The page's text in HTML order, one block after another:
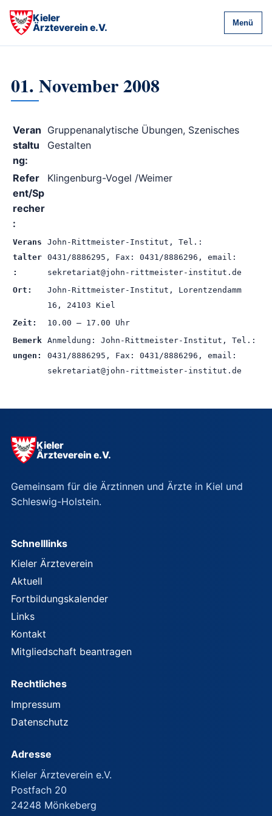
Kieler
Ärzteverein e.V.
Menü
01. November 2008
Veran
staltu
ng:
Gruppenanalytische Übungen, Szenisches
Gestalten
Refer
ent/Sp
recher
:
Klingenburg-Vogel /Weimer
Verans
talter
:
John-Rittmeister-Institut, Tel.:
0431/8886295, Fax: 0431/8886296, email:
sekretariat@john-rittmeister-institut.de
Ort:
John-Rittmeister-Institut, Lorentzendamm
16, 24103 Kiel
Zeit:
10.00 – 17.00 Uhr
Bemerk
ungen:
Anmeldung: John-Rittmeister-Institut, Tel.:
0431/8886295, Fax: 0431/8886296, email:
sekretariat@john-rittmeister-institut.de
Kieler
Ärzteverein e.V.
Gemeinsam für die Ärztinnen und Ärzte in Kiel und
Schleswig-Holstein.
Schnelllinks
Kieler Ärzteverein
Aktuell
Fortbildungskalender
Links
Kontakt
Mitgliedschaft beantragen
Rechtliches
Impressum
Datenschutz
Adresse
Kieler Ärzteverein e.V.
Postfach 20
24248 Mönkeberg